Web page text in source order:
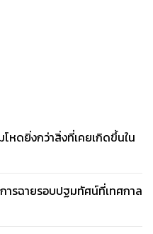
หดยิ่งกว่าสิ่งที่เคยเกิดขึ้นใน
รฉายรอบปฐมทัศน์ที่เทศกาล